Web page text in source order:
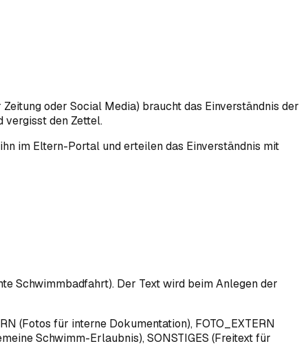
oder Social Media) braucht das Einverständnis der
vergisst den Zettel.
im Eltern-Portal und erteilen das Einverständnis mit
Schwimmbadfahrt). Der Text wird beim Anlegen der
(Fotos für interne Dokumentation), FOTO_EXTERN
Schwimm-Erlaubnis), SONSTIGES (Freitext für